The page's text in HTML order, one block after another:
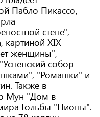
Пабло Пикассо,
стене",
картиной XIX
женщины",
собор
"Ромашки" и
Также в
Мун "Дом в
Гольбы "Пионы".